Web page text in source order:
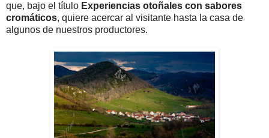
que, bajo el título Experiencias otoñales con sabores
cromáticos, quiere acercar al visitante hasta la casa de
algunos de nuestros productores.